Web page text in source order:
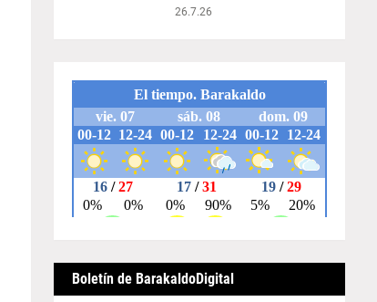
26.7.26
Boletín de BarakaldoDigital